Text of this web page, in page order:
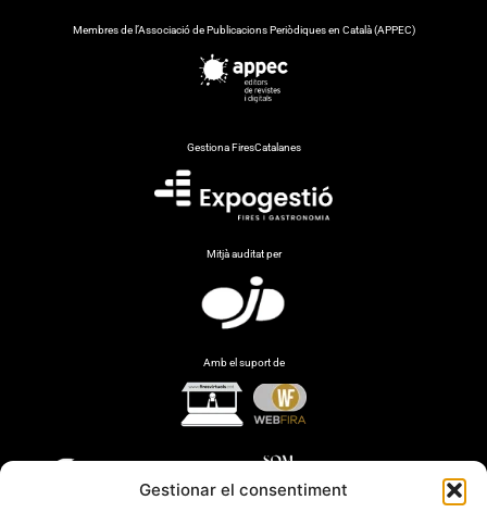
Gestionar el consentiment
Membres de l’Associació de Publicacions Periòdiques en Català (APPEC)
Gestiona FiresCatalanes
Mitjà auditat per
Amb el suport de